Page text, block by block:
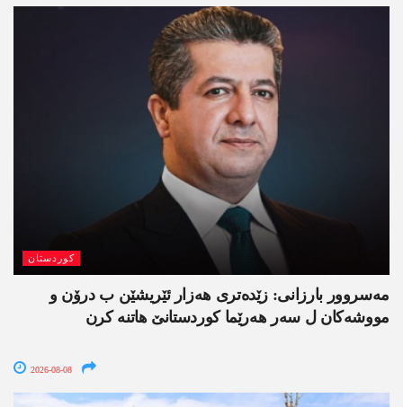
کوردستان
مەسروور بارزانی: زێدەتری ھەزار ئێریشێن ب درۆن و
مووشەکان ل سەر ھەرێما کوردستانێ ھاتنە کرن
2026-08-08